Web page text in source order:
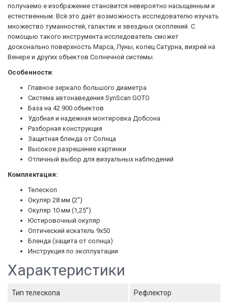
получаемо е изображение становится невероятно насыщенным и
естественным Всё это даёт возможность исследователю изучать
множество туманностей галактик и звездных скоплений С
помощью такого инструмента исследователь сможет
досконально поверхность Марса Луны колец Сатурна вихрей на
Венере и других объектов Солнечной системы
Особенности:
Главное зеркало большого диаметра
Система автонаведения SynScan GOTO
База на 42 900 объектов
Удобная и надежная монтировка Добсона
Разборная конструкция
Защитная бленда от Солнца
Высокое разрешение картинки
Отличный выбор для визуальных наблюдений
Комплектация:
Телескоп
Окуляр 28 мм (2'')
Окуляр 10 мм (1,25'')
Юстировочный окуляр
Оптический искатель 9x50
Бленда (защита от солнца)
Инструкция по эксплуатации
Характеристики
Тип телескопа Рефлектор